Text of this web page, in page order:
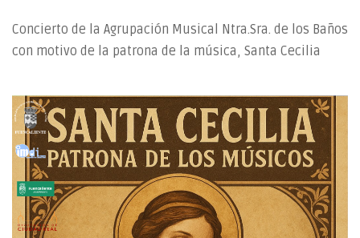
Concierto de la Agrupación Musical Ntra.Sra. de los Baños
con motivo de la patrona de la música, Santa Cecilia